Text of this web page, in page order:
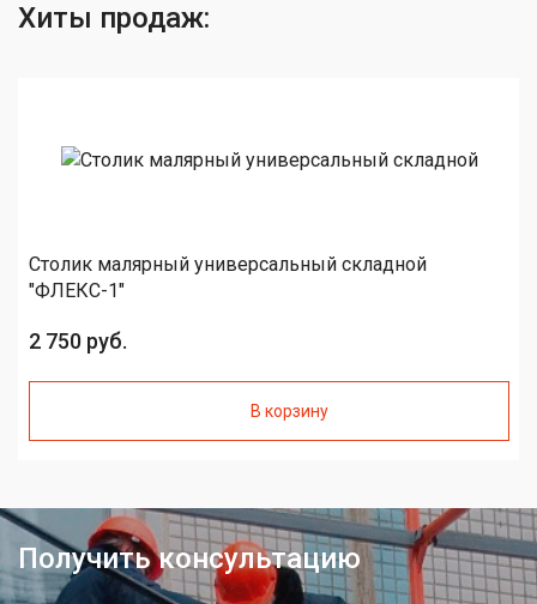
Хиты продаж:
Столик малярный универсальный складной
"ФЛЕКС-1"
2 750 руб.
В корзину
Получить консультацию